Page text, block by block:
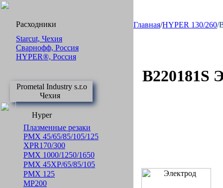
Расходники
Starcut, Чехия
Сварнофф, Россия
HYPER®, Россия
Prometal Industry s.r.o
Чехия
Hyper
Плазменные резаки
PMX 45/65/85/105/125
XPR170/300
PMX 1000/1250/1650
PMX 45XP/65/85/105
PMX 125
MP200
Главная/HYPER 130/260/
B220181S